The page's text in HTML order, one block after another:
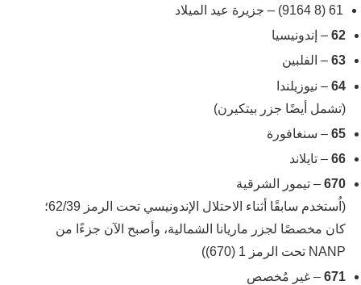
61 (8 9164) – جزيرة عيد الميلاد
62 – إندونيسيا
63 – الفلبين
64 – نيوزيلندا
(تشمل أيضًا جزر بيتكيرن)
65 – سنغافورة
66 – تايلاند
670 – تيمور الشرقية
(اُستخدم سابقًا أثناء الاحتلال الإندونيسي تحت الرمز 62/39؛
كان مخصصًا لجزر ماريانا الشمالية، وأصبح الآن جزءًا من
NANP تحت الرمز 1 (670))
671 – غير مُخصص